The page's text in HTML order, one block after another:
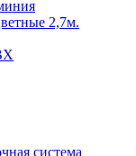
2,7м.
система